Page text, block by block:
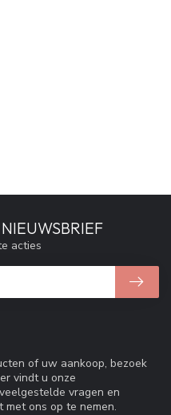
of uw aankoop, bezoek
vindt u onze
vragen en
met ons op te nemen.
acties